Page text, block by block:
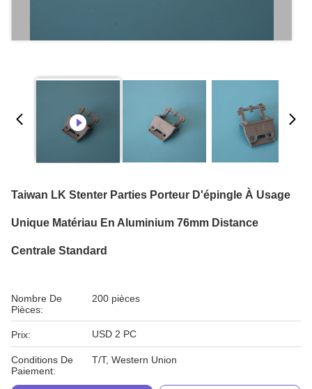
Taiwan LK Stenter Parties Porteur D'épingle À Usage
Unique Matériau En Aluminium 76mm Distance
Centrale Standard
Nombre De
Pièces:
200 pièces
Prix: USD 2 PC
Conditions De
Paiement:
T/T, Western Union